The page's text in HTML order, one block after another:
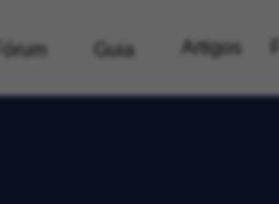
Fórum Guia Artigos